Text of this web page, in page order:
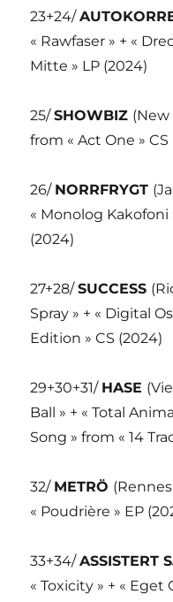
23+24/
« Rawfaser » + «
Mitte » LP (2024)
25/SHOWBIZ (New
from « Act One » CS
26/ NORRFRYGT
« Monolog Kakofoni
(2024)
27+28/SUCCESS
Spray » + « Digital
Edition » CS (2024)
29+30+31/ HASE
Ball » + « Total
Song » from « 14
32/ METRÖ
« Poudrière » EP
33+34/ASSISTERT
« Toxicity » + « Eget